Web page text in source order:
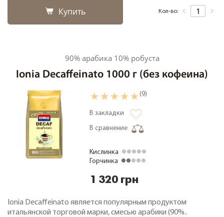
Купить Кол-во:
90% арабика 10% робуста
Ionia Decaffeinato 1000 г (без кофеина)
(9)
В закладки
В сравнение
Кислинка
Горчинка
1 320 грн
Ionia Decaffeinato является популярным продуктом
итальянской торговой марки, смесью арабики (90%..